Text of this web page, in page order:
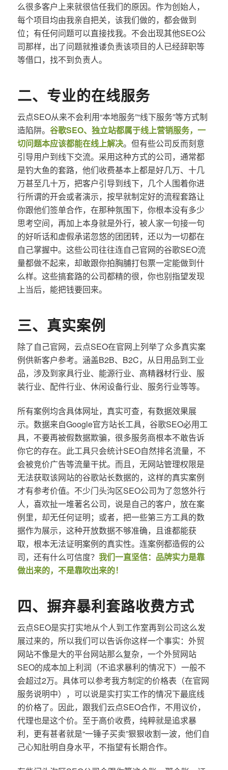
么很多客户上来就很信任我们的原因。作为创始人，
每个项目均由我亲自把关，该我们做的，都会做到
位；有任何问题可以直接找我。不会出现其他SEO公
司那样，出了问题就推诿负责该项目的人已经辞职等
等借口，找不到负责人。
二、专业的在线服务
云点SEO从来不会利用“本地服务”“线下服务”等方式制
造陷阱。 谷歌SEO、独立站都属于线上营销服务，一
切问题本应该都能在线上解决。但有些公司反而刻意
引导用户到线下交流。采用这种方式的公司，通常都
是钓大鱼的套路，他们收费基本上都是好几万、十几
万甚至几十万，把客户引导到线下，几个人围着你进
行所谓的开会或者演示，按早就制定好的流程套路让
你跟他们签单合作，在那种氛围下，你根本没有多少
思考空间，再加上本身就是外行，被人家一句接一句
的好听话和虚假承诺忽悠的团团转，还以为一切都在
自己掌握中。这些公司往往连自己官网的谷歌SEO流
量都做不起来，却敢跟你拍胸脯打包票一定能做到什
么样。这些搞套路的公司都精的很，你也别指望发现
上当后，能把钱要回来。
三、真实案例
除了自己官网，云点SEO在官网上列举了众多真实案
例供新客户参考。涵盖B2B、B2C，从日用品到工业
品，涉及到家具行业、能源行业、高精器材行业、服
装行业、配件行业、休闲设备行业、服务行业等等。
所有案例均含具体网址，真实可查，有数据效果展
示。数据来自Google官方站长工具，谷歌SEO必用工
具，不要再被假数据欺骗，很多服务商根本不敢告诉
你它的存在。此工具只会统计SEO自然排名流量，不
会被竞价广告等流量干扰。而且，无网站管理权限是
无法获取该网站的谷歌站长数据的，这样的真实案例
才有参考价值。不少门头沟区SEO公司为了忽悠外行
人，喜欢扯一堆著名公司，说是自己的客户，放在案
例里，却无任何证明；或者，把一些第三方工具的数
据作为展示，这种开放数据不够准确，且谁都能获
取，根本无法证明案例的真实性。连案例都造假的公
司，还有什么可信度？ 我们一直坚信：品牌实力是靠
做出来的，不是靠吹出来的！
四、摒弃暴利套路收费方式
云点SEO是实打实地从个人到工作室再到公司这么发
展过来的，所以我们可以告诉你这样一个事实：外贸
网站不像是大的平台网站那么复杂，一个外贸网站
SEO的成本加上利润（不追求暴利的情况下）一般不
会超过2万。具体可以参考我方制定的价格表（在官网
服务说明中），可以说是实打实工作的情况下最底线
的价格了。因此，跟我们云点SEO合作，不用议价，
代理也是这个价。至于高价收费，纯粹就是追求暴
利，更有甚者就是“一锤子买卖”狠狠收割一波，他们自
己心知肚明自身水平，不指望有长期合作。